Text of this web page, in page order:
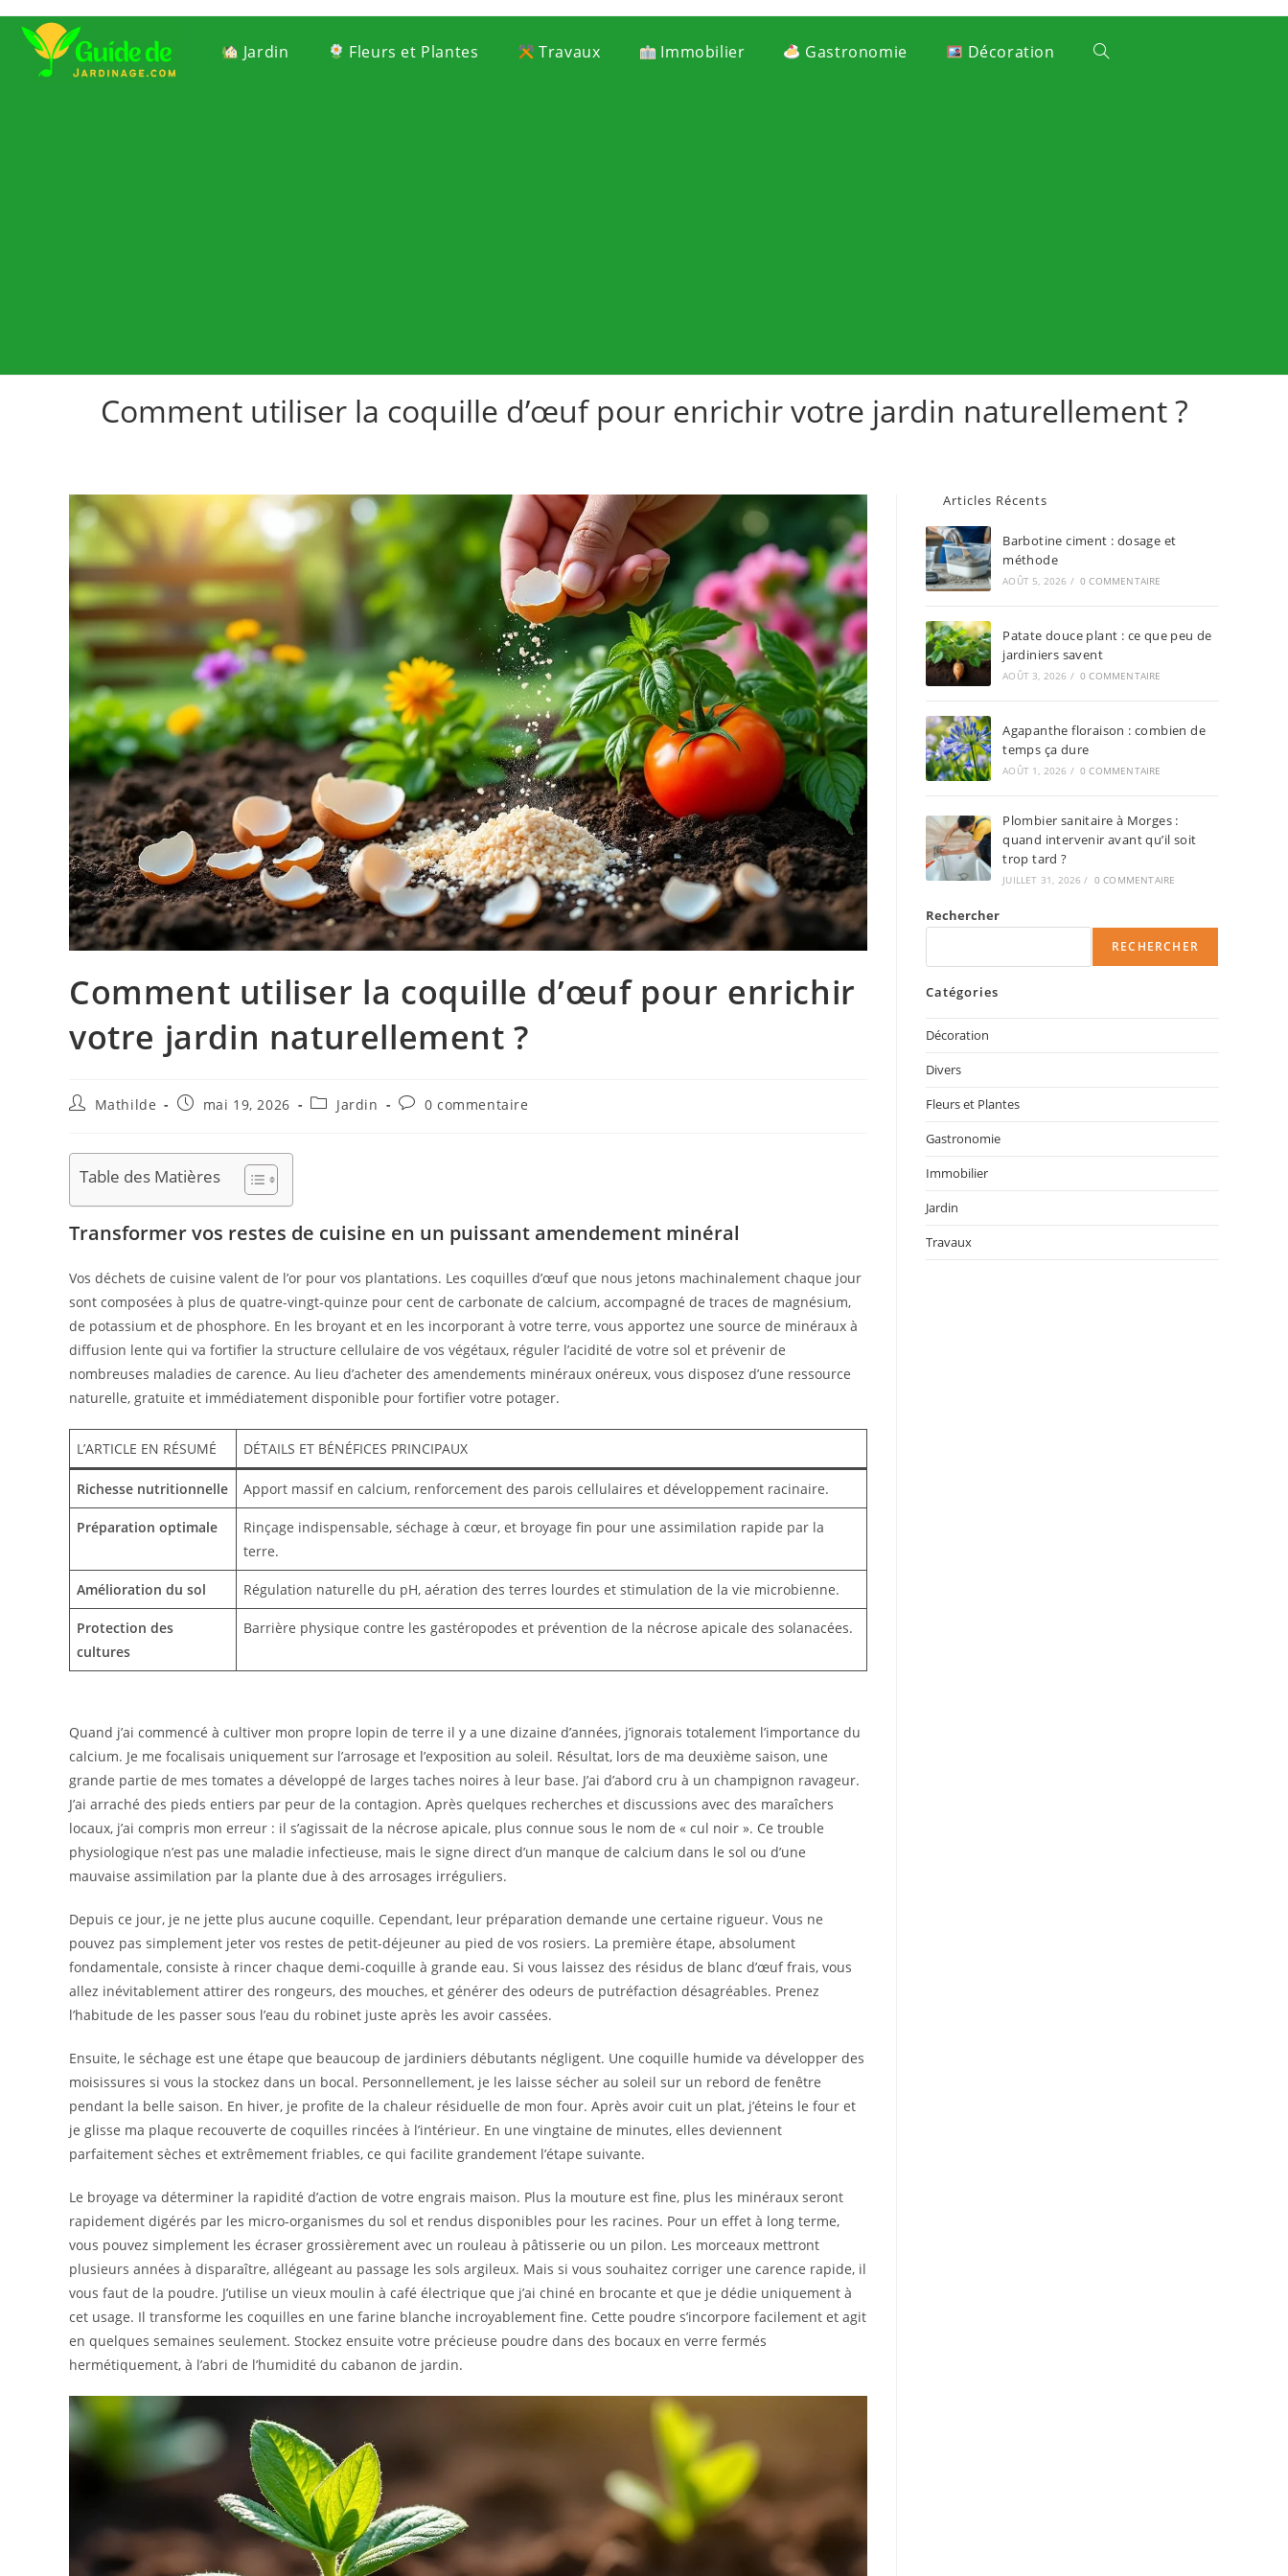
Jardin Fleurs et Plantes Travaux Immobilier Gastronomie Décoration
Comment utiliser la coquille d’œuf pour enrichir votre jardin naturellement ?
Comment utiliser la coquille d’œuf pour enrichir
votre jardin naturellement ?
Mathilde mai 19, 2026 Jardin 0 commentaire
Table des Matières
Transformer vos restes de cuisine en un puissant amendement minéral
Vos déchets de cuisine valent de l’or pour vos plantations. Les coquilles d’œuf que nous jetons machinalement chaque jour
sont composées à plus de quatre-vingt-quinze pour cent de carbonate de calcium, accompagné de traces de magnésium,
de potassium et de phosphore. En les broyant et en les incorporant à votre terre, vous apportez une source de minéraux à
diffusion lente qui va fortifier la structure cellulaire de vos végétaux, réguler l’acidité de votre sol et prévenir de
nombreuses maladies de carence. Au lieu d’acheter des amendements minéraux onéreux, vous disposez d’une ressource
naturelle, gratuite et immédiatement disponible pour fortifier votre potager.
L’ARTICLE EN RÉSUMÉ DÉTAILS ET BÉNÉFICES PRINCIPAUX
Richesse nutritionnelle Apport massif en calcium, renforcement des parois cellulaires et développement racinaire.
Préparation optimale
Rinçage indispensable, séchage à cœur, et broyage fin pour une assimilation rapide par la
terre.
Amélioration du sol Régulation naturelle du pH, aération des terres lourdes et stimulation de la vie microbienne.
Protection des
cultures
Barrière physique contre les gastéropodes et prévention de la nécrose apicale des solanacées.
Quand j’ai commencé à cultiver mon propre lopin de terre il y a une dizaine d’années, j’ignorais totalement l’importance du
calcium. Je me focalisais uniquement sur l’arrosage et l’exposition au soleil. Résultat, lors de ma deuxième saison, une
grande partie de mes tomates a développé de larges taches noires à leur base. J’ai d’abord cru à un champignon ravageur.
J’ai arraché des pieds entiers par peur de la contagion. Après quelques recherches et discussions avec des maraîchers
locaux, j’ai compris mon erreur : il s’agissait de la nécrose apicale, plus connue sous le nom de « cul noir ». Ce trouble
physiologique n’est pas une maladie infectieuse, mais le signe direct d’un manque de calcium dans le sol ou d’une
mauvaise assimilation par la plante due à des arrosages irréguliers.
Depuis ce jour, je ne jette plus aucune coquille. Cependant, leur préparation demande une certaine rigueur. Vous ne
pouvez pas simplement jeter vos restes de petit-déjeuner au pied de vos rosiers. La première étape, absolument
fondamentale, consiste à rincer chaque demi-coquille à grande eau. Si vous laissez des résidus de blanc d’œuf frais, vous
allez inévitablement attirer des rongeurs, des mouches, et générer des odeurs de putréfaction désagréables. Prenez
l’habitude de les passer sous l’eau du robinet juste après les avoir cassées.
Ensuite, le séchage est une étape que beaucoup de jardiniers débutants négligent. Une coquille humide va développer des
moisissures si vous la stockez dans un bocal. Personnellement, je les laisse sécher au soleil sur un rebord de fenêtre
pendant la belle saison. En hiver, je profite de la chaleur résiduelle de mon four. Après avoir cuit un plat, j’éteins le four et
je glisse ma plaque recouverte de coquilles rincées à l’intérieur. En une vingtaine de minutes, elles deviennent
parfaitement sèches et extrêmement friables, ce qui facilite grandement l’étape suivante.
Le broyage va déterminer la rapidité d’action de votre engrais maison. Plus la mouture est fine, plus les minéraux seront
rapidement digérés par les micro-organismes du sol et rendus disponibles pour les racines. Pour un effet à long terme,
vous pouvez simplement les écraser grossièrement avec un rouleau à pâtisserie ou un pilon. Les morceaux mettront
plusieurs années à disparaître, allégeant au passage les sols argileux. Mais si vous souhaitez corriger une carence rapide, il
vous faut de la poudre. J’utilise un vieux moulin à café électrique que j’ai chiné en brocante et que je dédie uniquement à
cet usage. Il transforme les coquilles en une farine blanche incroyablement fine. Cette poudre s’incorpore facilement et agit
en quelques semaines seulement. Stockez ensuite votre précieuse poudre dans des bocaux en verre fermés
hermétiquement, à l’abri de l’humidité du cabanon de jardin.
Articles Récents
Barbotine ciment : dosage et
méthode
AOÛT 5, 2026 / 0 COMMENTAIRE
Patate douce plant : ce que peu de
jardiniers savent
AOÛT 3, 2026 / 0 COMMENTAIRE
Agapanthe floraison : combien de
temps ça dure
AOÛT 1, 2026 / 0 COMMENTAIRE
Plombier sanitaire à Morges :
quand intervenir avant qu’il soit
trop tard ?
JUILLET 31, 2026 / 0 COMMENTAIRE
Rechercher
RECHERCHER
Catégories
Décoration
Divers
Fleurs et Plantes
Gastronomie
Immobilier
Jardin
Travaux